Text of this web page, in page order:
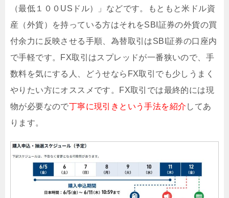
（最低１００USドル）」などです。もともと米ドル資
産（外貨）を持っている方はそれをSBI証券の外貨の買
付余力に反映させる手順、為替取引はSBI証券の口座内
で手軽です。FX取引はスプレッドが一番狭いので、手
数料を気にする人、どうせならFX取引でも少しうまく
やりたい方にオススメです。FX取引では最終的には現
物が必要なので丁寧に現引きという手法を紹介 してあ
ります。